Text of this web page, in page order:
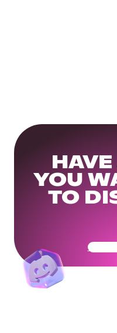
YOU
TO
Get